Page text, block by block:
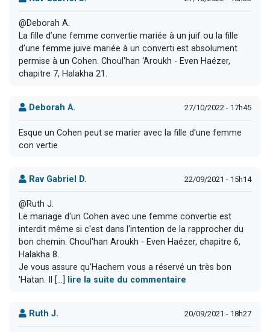
@Deborah A.
La fille d’une femme convertie mariée à un juif ou la fille
d’une femme juive mariée à un converti est absolument
permise à un Cohen. Choul'han ‘Aroukh - Even Haézer,
chapitre 7, Halakha 21.
Deborah A. 27/10/2022 - 17h45
Esque un Cohen peut se marier avec la fille d'une femme
con vertie
Rav Gabriel D. 22/09/2021 - 15h14
@Ruth J.
Le mariage d'un Cohen avec une femme convertie est
interdit même si c'est dans l'intention de la rapprocher du
bon chemin. Choul'han Aroukh - Even Haézer, chapitre 6,
Halakha 8.
Je vous assure qu'Hachem vous a réservé un très bon
'Hatan. Il [...]
lire la suite du commentaire
Ruth J. 20/09/2021 - 18h27